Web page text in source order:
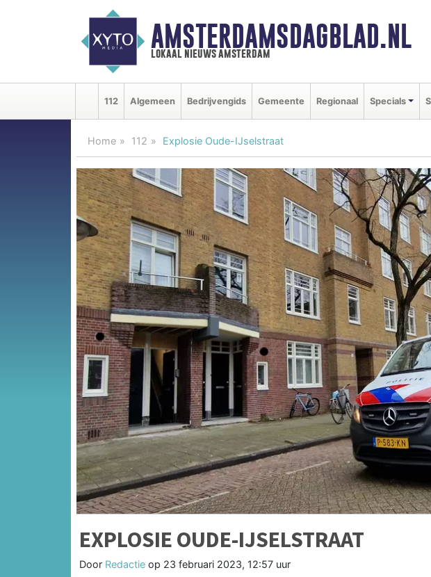
AMSTERDAMSDAGBLAD.NL
lokaal nieuws amsterdam
112 Algemeen Bedrijvengids Gemeente Regionaal Specials
Home 112 Explosie Oude-IJselstraat
EXPLOSIE OUDE-IJSELSTRAAT
Door Redactie op 23 februari 2023, 12:57 uur